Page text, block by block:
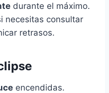
durante el máximo.
necesitas consultar
retrasos.
encendidas.